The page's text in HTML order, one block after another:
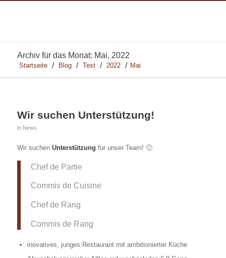
Archiv für das Monat: Mai, 2022
Startseite / Blog / Test / 2022 / Mai
Wir suchen Unterstützung!
in News
Wir suchenUnterstützung für unser Team! 🙂
Chef de Partie
Commis de Cuisine
Chef de Rang
Commis de Rang
inovatives, junges Restaurant mit ambitionierter Küche